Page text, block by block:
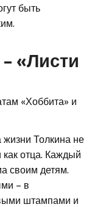
быть
«Листи
«Хоббита» и
Толкина не
как отца. Каждый
своим детям.
– в
штампами и